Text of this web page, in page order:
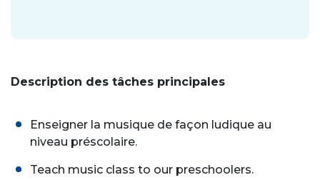
Description des tâches principales
Enseigner la musique de façon ludique au
niveau préscolaire.
Teach music class to our preschoolers.